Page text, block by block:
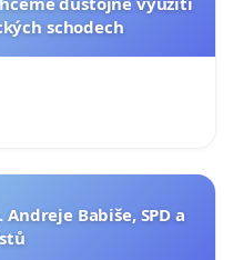
schodech
Babiše, SPD a